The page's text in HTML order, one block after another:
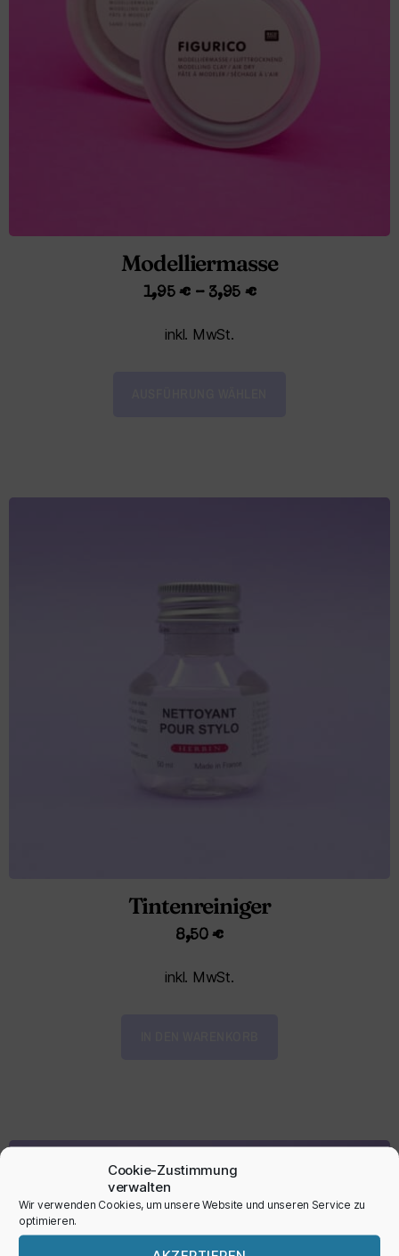
Cookie-Zustimmung
verwalten
Wir verwenden Cookies, um unsere Website und unseren Service zu
optimieren.
Modelliermasse
1,95€– 3,95 €
inkl. MwSt.
Tintenreiniger
8,50€
inkl. MwSt.